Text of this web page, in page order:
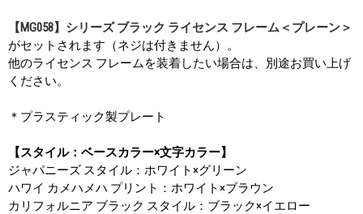
【MG058】シリーズ ブラック ライセンス フレーム＜プレーン＞
がセットされます（ネジは付きません）。
他のライセンス フレームを装着したい場合は、別途お買い上げ
ください。
＊プラスティック製プレート
【スタイル：ベースカラー×文字カラー】
ジャパニーズ スタイル：ホワイト×グリーン
ハワイ カメハメハ プリント：ホワイト×ブラウン
カリフォルニア ブラック スタイル：ブラック×イエロー